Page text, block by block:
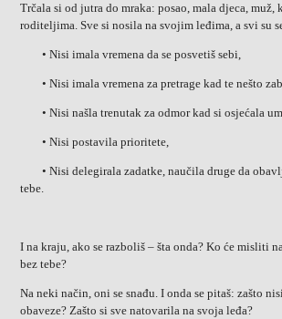
Trčala si od jutra do mraka: posao, mala djeca, muž,
roditeljima. Sve si nosila na svojim leđima, a svi su
• Nisi imala vremena da se posvetiš sebi,
• Nisi imala vremena za pretrage kad te nešto
• Nisi našla trenutak za odmor kad si osjećala
• Nisi postavila prioritete,
• Nisi delegirala zadatke, naučila druge da
tebe.
I na kraju, ako se razboliš – šta onda? Ko će misliti
bez tebe?
Na neki način, oni se snađu. I onda se pitaš: zašto
obaveze? Zašto si sve natovarila na svoja leđa?